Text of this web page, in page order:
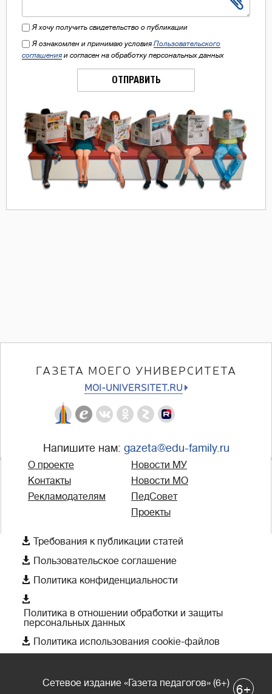
Я хочу получить свидетельство о публикации
Я ознакомлен и принимаю условия Пользовательского
соглашения и согласен на обработку персональных данных
ОТПРАВИТЬ
ГАЗЕТА МОЕГО УНИВЕРСИТЕТА
MOI-UNIVERSITET.RU
Напишите нам: gazeta@edu-family.ru
О проекте
Контакты
Рекламодателям
Новости МУ
Новости МО
ПедСовет
Проекты
 Требования к публикации статей
 Пользовательское соглашение
 Политика конфиденциальности

Политика в отношении обработки и защиты
персональных данных
 Политика использования cookie-файлов
Сетевое издание «Газета педагогов» (6+)
6+